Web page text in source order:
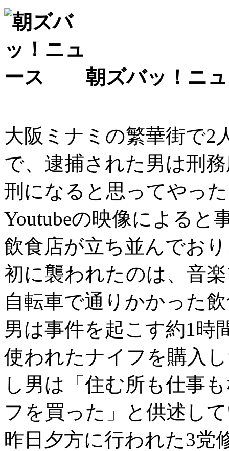
朝ズバッ！ニ
大阪ミナミの繁華街で2
で、逮捕された男は刑
刑になると思ってやっ
Youtubeの映像によると
飲食店が立ち並んでお
初に襲われたのは、音
自転車で通りかかった
男は事件を起こす約1時
使われたナイフを購入
し男は「住む所も仕事
フを買った」と供述し
昨日夕方に行われた3党